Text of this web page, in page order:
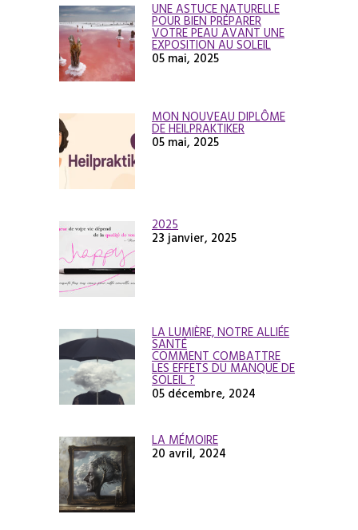
UNE ASTUCE NATURELLE
POUR BIEN PRÉPARER
VOTRE PEAU AVANT UNE
EXPOSITION AU SOLEIL
05 mai, 2025
MON NOUVEAU DIPLÔME
DE HEILPRAKTIKER
05 mai, 2025
2025
23 janvier, 2025
LA LUMIÈRE, NOTRE ALLIÉE
SANTÉ
COMMENT COMBATTRE
LES EFFETS DU MANQUE DE
SOLEIL ?
05 décembre, 2024
LA MÉMOIRE
20 avril, 2024